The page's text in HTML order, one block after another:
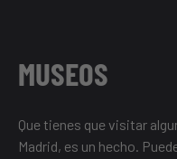
MUSEOS
Que tienes que visitar
Madrid, es un hecho.